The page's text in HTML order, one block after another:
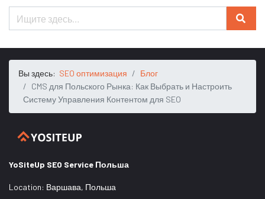
Вы здесь: SEO оптимизация
Блог
CMS для Польского Рынка: Как Выбрать и Настроить
Систему Управления Контентом для SEO
YoSiteUp SEO Service Польша
Location: Варшава, Польша